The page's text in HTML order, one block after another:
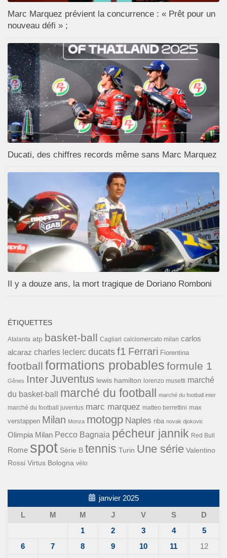
Marc Marquez prévient la concurrence : « Prêt pour un
nouveau défi » ;
Ducati, des chiffres records même sans Marc Marquez
Il y a douze ans, la mort tragique de Doriano Romboni
ÉTIQUETTES
Atalanta atp basket-ball Cagliari calciomercato milan carlos
alcaraz charles leclerc ducats f1 Ferrari Fiorentina
football formations probables formule 1
Gênes InterJuventus lewis hamilton lorenzo musetti marché
du basket-ball
marché du football marché du football inter
marché du football juventus marc marquez matteo berrettini max
verstappen Milan Monza motogp Naples nba novak djokovic
Olimpia Milan Pecco Bagnaia pécheur jannik Red Bull
Rome spot Série B tennis Turin Une série Valentino
Rossi Virtus Bologna vélo
janvier 2025
L
M M J V S
D
1
2 3 4
5
6
7 8 9 10 11
12